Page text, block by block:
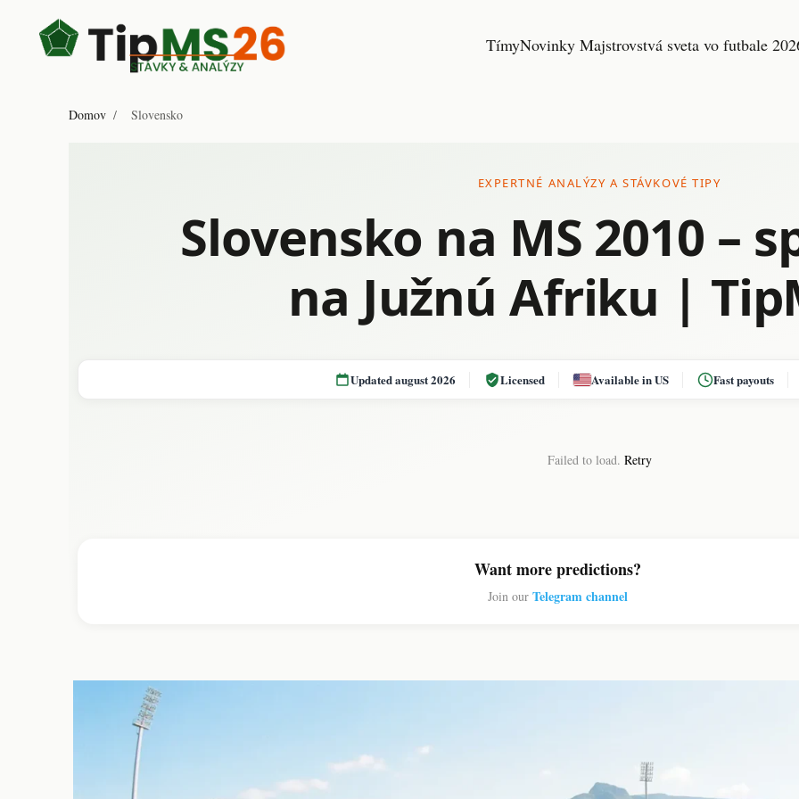
TímyNovinky Majstrovstvá sveta vo futbale
Domov / Slovensko
EXPERTNÉ ANALÝZY A STÁVKOVÉ TIPY
Slovensko na MS 2010 –
na Južnú Afriku |
Updated august 2026 Licensed Available in US Fast payouts
Failed to load. Retry
Want more predictions?
Join our Telegram channel